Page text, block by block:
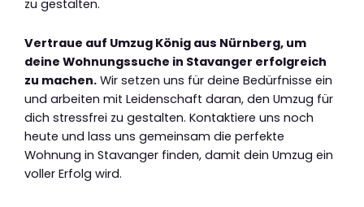
zu gestalten.
Vertraue auf Umzug König aus Nürnberg, um
deine Wohnungssuche in Stavanger erfolgreich
zu machen. Wir setzen uns für deine Bedürfnisse ein
und arbeiten mit Leidenschaft daran, den Umzug für
dich stressfrei zu gestalten. Kontaktiere uns noch
heute und lass uns gemeinsam die perfekte
Wohnung in Stavanger finden, damit dein Umzug ein
voller Erfolg wird.